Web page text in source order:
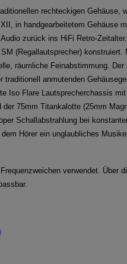
rechteckigen Gehäuse,
in handgearbeitetem Gehäuse
zurück ins HiFi Retro-
(Regallautsprecher) konstruiert.
räumliche Feinabstimmung.
traditionell anmutenden
Iso Flare Lautsprecherchassis
75mm Titankalotte (25mm
Schallabstrahlung bei
Hörer ein unglaubliches
verwendet. Über